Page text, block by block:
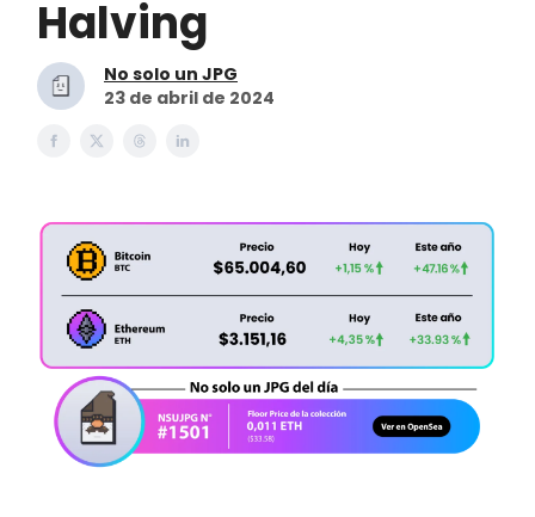
Halving
No solo un JPG
23 de abril de 2024